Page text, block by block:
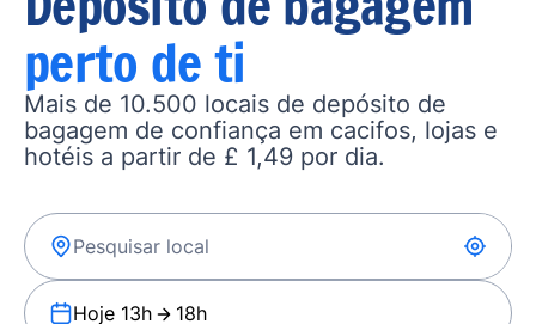
perto de ti
Mais de 10.500 locais de depósito de
bagagem de confiança em cacifos, lojas e
hotéis a partir de £ 1,49 por dia.
Hoje 13h 18h